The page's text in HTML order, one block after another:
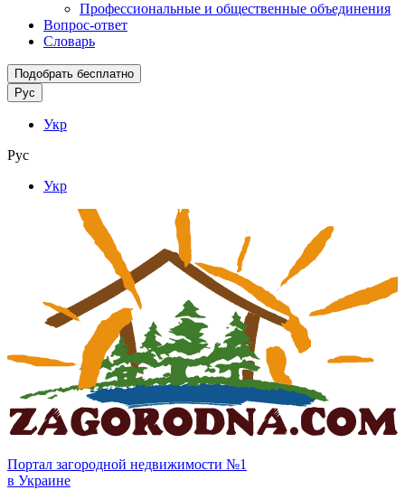
Профессиональные и общественные объединения
Вопрос-ответ
Словарь
Подобрать бесплатно
Рус
Укр
Рус
Укр
Портал загородной недвижимости №1
в Украине